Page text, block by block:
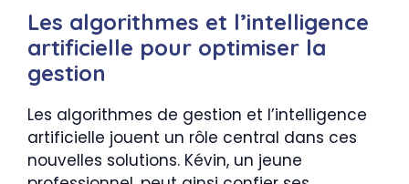
Les algorithmes et l’intelligence
artificielle pour optimiser la
gestion
Les algorithmes de gestion et l’intelligence
artificielle jouent un rôle central dans ces
nouvelles solutions. Kévin, un jeune